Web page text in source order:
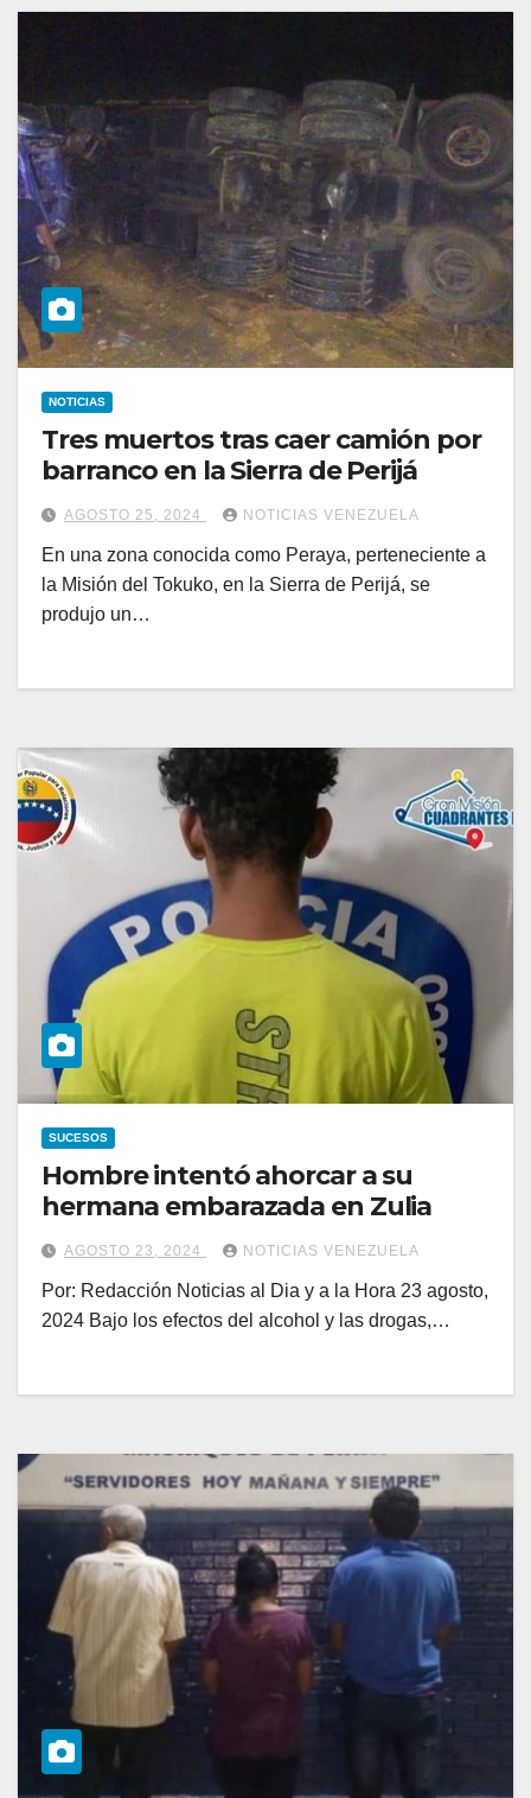
NOTICIAS
Tres muertos tras caer camión por
barranco en la Sierra de Perijá
AGOSTO 25, 2024 NOTICIAS VENEZUELA
En una zona conocida como Peraya, perteneciente a
la Misión del Tokuko, en la Sierra de Perijá, se
produjo un…
SUCESOS
Hombre intentó ahorcar a su
hermana embarazada en Zulia
AGOSTO 23, 2024 NOTICIAS VENEZUELA
Por: Redacción Noticias al Dia y a la Hora 23 agosto,
2024 Bajo los efectos del alcohol y las drogas,…